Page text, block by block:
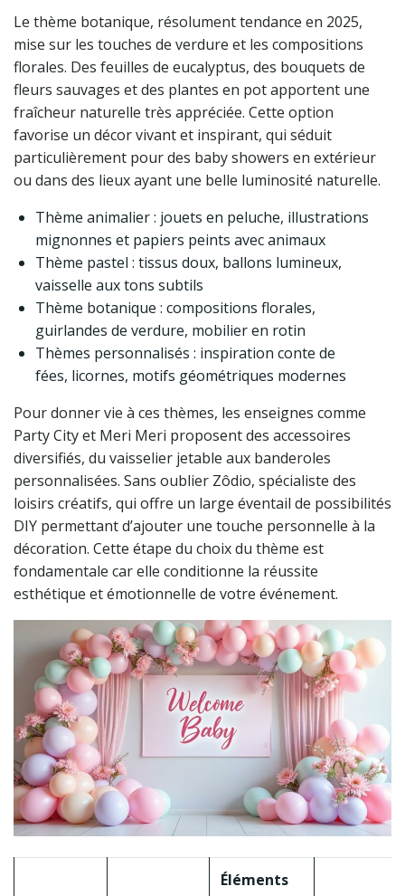
Le thème botanique, résolument tendance en 2025,
mise sur les touches de verdure et les compositions
florales. Des feuilles de eucalyptus, des bouquets de
fleurs sauvages et des plantes en pot apportent une
fraîcheur naturelle très appréciée. Cette option
favorise un décor vivant et inspirant, qui séduit
particulièrement pour des baby showers en extérieur
ou dans des lieux ayant une belle luminosité naturelle.
Thème animalier : jouets en peluche, illustrations
mignonnes et papiers peints avec animaux
Thème pastel : tissus doux, ballons lumineux,
vaisselle aux tons subtils
Thème botanique : compositions florales,
guirlandes de verdure, mobilier en rotin
Thèmes personnalisés : inspiration conte de
fées, licornes, motifs géométriques modernes
Pour donner vie à ces thèmes, les enseignes comme
Party City et Meri Meri proposent des accessoires
diversifiés, du vaisselier jetable aux banderoles
personnalisées. Sans oublier Zôdio, spécialiste des
loisirs créatifs, qui offre un large éventail de possibilités
DIY permettant d’ajouter une touche personnelle à la
décoration. Cette étape du choix du thème est
fondamentale car elle conditionne la réussite
esthétique et émotionnelle de votre événement.
Éléments